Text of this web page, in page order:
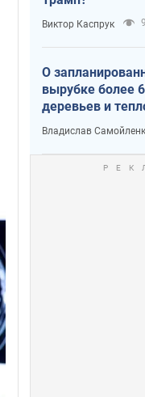
Виктор Каспрук
О
вырубке более
деревьев и
что происходит
Теремках в Киеве
Владислав